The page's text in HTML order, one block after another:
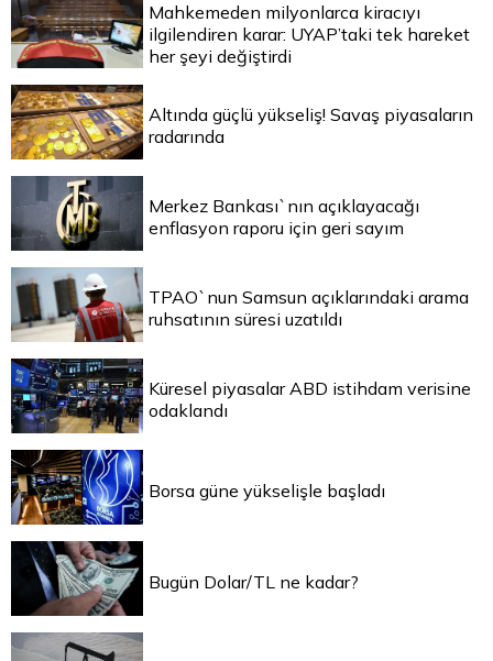
Mahkemeden milyonlarca kiracıyı
ilgilendiren karar: UYAP’taki tek hareket
her şeyi değiştirdi
Altında güçlü yükseliş! Savaş piyasaların
radarında
Merkez Bankası`nın açıklayacağı
enflasyon raporu için geri sayım
TPAO`nun Samsun açıklarındaki arama
ruhsatının süresi uzatıldı
Küresel piyasalar ABD istihdam verisine
odaklandı
Borsa güne yükselişle başladı
Bugün Dolar/TL ne kadar?